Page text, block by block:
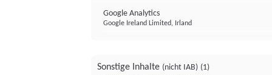
Google Analytics
Google Ireland Limited, Irland
Sonstige Inhalte (nicht IAB) (1)